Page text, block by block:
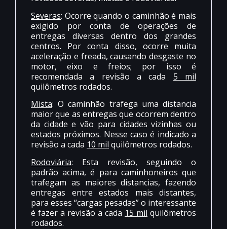
Severas: Ocorre quando o caminhão é mais
exigido por conta de operações de
entregas diversas dentro dos grandes
centros. Por conta disso, ocorre muita
aceleração e freada, causando desgaste no
motor, eixo e freios; por isso é
recomendada a revisão a cada 5 mil
quilômetros rodados.
Mista: O caminhão trafega uma distancia
maior que as entregas que ocorrem dentro
da cidade e vão para cidades vizinhas ou
estados próximos. Nesse caso é indicado a
revisão a cada 10 mil quilômetros rodados.
Rodoviária: Esta revisão, seguindo o
padrão acima, é para caminhoneiros que
trafegam as maiores distancias, fazendo
entregas entre estados mais distantes,
para esses “cargas pesadas” o interessante
é fazer a revisão a cada 15 mil quilômetros
rodados.